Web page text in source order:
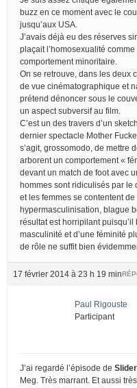
buzz en ce moment avec le
jusqu’aux USA.
J’avais déjà eu des réserves
plaçait l’homosexualité
comportement minoritaire.
On se retrouve, dans les deux
de vue cinématographique et
prétend dénoncer sous le
un aspect subversif au film.
C’est un des travers d’un
dernier spectacle Mother
s’agit, grossomodo, de mettre
arborent un comportement «
devant un match de foot avec
hommes sont ridiculisés par le
et les femmes se contentent
hypermasculinisation, blague
résultat est horripilant
masculinité et d’une féminité
de rôle ne suffit bien
17 février 2014 à 23 h 19 min
Paul Rigouste
Participant
J’ai regardé l’épisode de
Meg. Très marrant. Et aussi